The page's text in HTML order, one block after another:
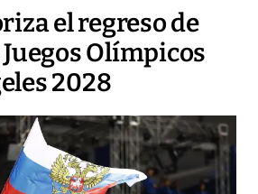
el regreso de
Olímpicos
2028